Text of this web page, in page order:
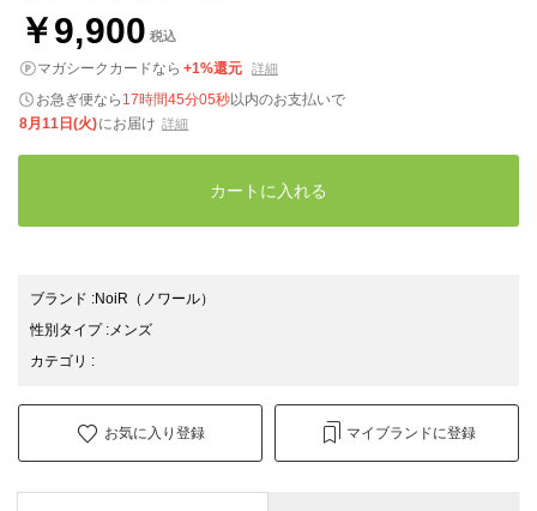
￥9,900 税込
マガシークカードなら +1%還元 詳細
お急ぎ便なら 17時間45分04秒以内のお支払いで
8月11日(火)にお届け 詳細
カートに入れる
ブランド :NoiR （ノワール）
性別タイプ: メンズ
カテゴリ :
お気に入り登録 マイブランドに登録